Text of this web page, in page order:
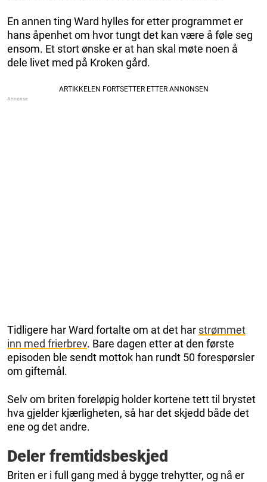
En annen ting Ward hylles for etter programmet er
hans åpenhet om hvor tungt det kan være å føle seg
ensom. Et stort ønske er at han skal møte noen å
dele livet med på Kroken gård.
Tidligere har Ward fortalte om at det har strømmet
inn med frierbrev. Bare dagen etter at den første
episoden ble sendt mottok han rundt 50 forespørsler
om giftemål.
Selv om briten foreløpig holder kortene tett til brystet
hva gjelder kjærligheten, så har det skjedd både det
ene og det andre.
Deler fremtidsbeskjed
Briten er i full gang med å bygge trehytter, og nå er